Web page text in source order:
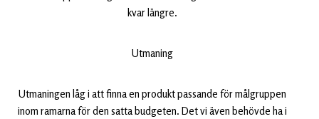
kvar längre.
Utmaning
Utmaningen låg i att finna en produkt passande för målgruppen
inom ramarna för den satta budgeten. Det vi även behövde ha i